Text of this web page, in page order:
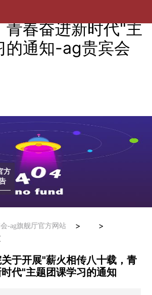
青春奋进新时代"主
的通知-ag贵宾会
方
-ag旗舰厅官方网站 > >
于开展"薪火相传八十载，青
代"主题团课学习的通知